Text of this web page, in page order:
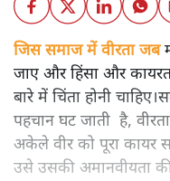
जिस समाज में वीरता जब
जाए और हिंसा और
बारे में चिंता होनी
पहचान घट जाती है,
अकेले वीर को पूरा कायर
उसे उसकी अमानवीयता की